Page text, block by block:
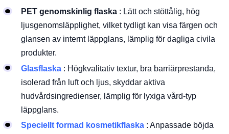
PET genomskinlig flaska : Lätt och stöttålig, hög
ljusgenomsläpplighet, vilket tydligt kan visa färgen och
glansen av internt läppglans, lämplig för dagliga civila
produkter.
Glasflaska : Högkvalitativ textur, bra barriärprestanda,
isolerad från luft och ljus, skyddar aktiva
hudvårdsingredienser, lämplig för lyxiga vård-typ
läppglans.
Speciellt formad kosmetikflaska : Anpassade böjda